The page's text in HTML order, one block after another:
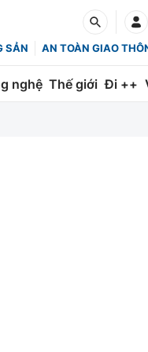
SẢN AN TOÀN GIAO
nghệ Thế giới Đi ++